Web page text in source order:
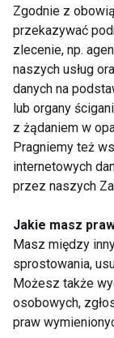
Niezbędne
mięśni.
warto
kwasy
– różnice,
i co wybrać?
Zgodnie z
przekazywać
zlecenie, np.
naszych usług
danych na
lub organy
z żądaniem w
Pragniemy też
internetowych
przez naszych
Jakie masz
Masz między
sprostowania,
Możesz także
osobowych,
praw